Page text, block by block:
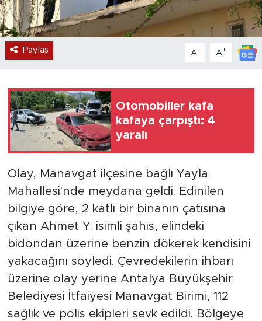
Paylaş A- A+
Otomobiller kafa
kafaya çarpıştı: 4
yaralı
Olay, Manavgat ilçesine bağlı Yayla
Mahallesi'nde meydana geldi. Edinilen
bilgiye göre, 2 katlı bir binanın çatısına
çıkan Ahmet Y. isimli şahıs, elindeki
bidondan üzerine benzin dökerek kendisini
yakacağını söyledi. Çevredekilerin ihbarı
üzerine olay yerine Antalya Büyükşehir
Belediyesi İtfaiyesi Manavgat Birimi, 112
sağlık ve polis ekipleri sevk edildi. Bölgeye